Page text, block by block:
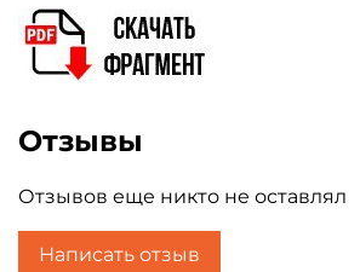
Отзывы
Отзывов еще никто не оставлял
Написать отзыв